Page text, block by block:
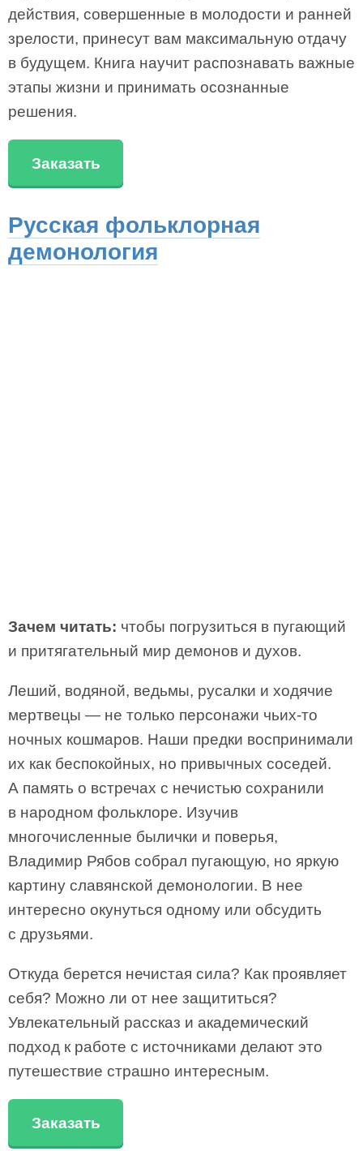
действия, совершенные в молодости и ранней
зрелости, принесут вам максимальную отдачу
в будущем. Книга научит распознавать важные
этапы жизни и принимать осознанные
решения.
Заказать
Русская фольклорная
демонология
Зачем читать: чтобы погрузиться в пугающий
и притягательный мир демонов и духов.
Леший, водяной, ведьмы, русалки и ходячие
мертвецы — не только персонажи чьих-то
ночных кошмаров. Наши предки воспринимали
их как беспокойных, но привычных соседей.
А память о встречах с нечистью сохранили
в народном фольклоре. Изучив
многочисленные былички и поверья,
Владимир Рябов собрал пугающую, но яркую
картину славянской демонологии. В нее
интересно окунуться одному или обсудить
с друзьями.
Откуда берется нечистая сила? Как проявляет
себя? Можно ли от нее защититься?
Увлекательный рассказ и академический
подход к работе с источниками делают это
путешествие страшно интересным.
Заказать